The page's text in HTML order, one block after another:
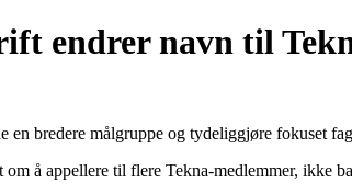
endrer navn til
en bredere målgruppe og tydeliggjøre fokuset
å appellere til flere Tekna-medlemmer, ikke